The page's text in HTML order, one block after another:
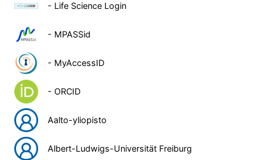
- Life Science Login
- MPASSid
- MyAccessID
- ORCID
Aalto-yliopisto
Albert-Ludwigs-Universität Freiburg